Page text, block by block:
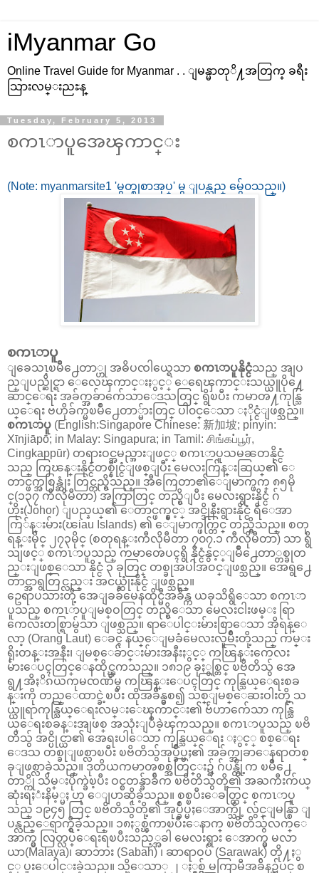
iMyanmar Go
Online Travel Guide for Myanmar . . ျမန္မာတုိ႔အတြက္ ခရီး
သြားလမ္းညႊန္
Tuesday, February 5, 2013
စကၤာပူအေၾကာင္း
(Note: myanmarsite1 'မွတ္စုစာအုပ္' မွ ျပန္လည္ မွ်ေ၀သည္။)
စကၤာပူ
ျခေသၤ့ၿမိဳ႕ေတာ္ဟု အဓိပၸါယ္ရေသာ စကၤာပူနိုင္ငံသည္ အျပ
ည္ျပည္ဆိုင္ရာ ေလေၾကာင္းႏွင့္ ေရေၾကာင္းသယ္ယူပို႔ေ
ဆာင္ေရး အခ်က္အခ်ာက်ေသာေဒသတြင္ ရွိၿပီး ကမာၻ႔ကုန္သြ
ယ္ေရး ဗဟိုခ်က္မၿမိဳ႕ေတာ္မ်ားတြင္ ပါ၀င္ေသာ ႏိုင္ငံျဖစ္သည္။
စကၤာပူ (English:Singapore Chinese: 新加坡; pinyin:
Xīnjiāpō; in Malay: Singapura; in Tamil: சிங்கப்பூர்,
Cingkappūr) တရားဝင္အမည္အားျဖင့္ စကၤာပူသမၼတနိုင္ငံ
သည္ ကြၽန္းနိုင္ငံတစ္နိုင္ငံျဖစ္ျပီး မေလးက်ြန္းဆြယ္၏ ေ
တာင္ဖက္အစြန္ဆုံး တြင္တည္ရွိသည္။ အီကြေတာ၏ေျမာက္ဖက္ ၈၅မို
င္(၁၃၇ ကီလိုမီတာ) အကြာတြင္ တည္ရွိျပီး မေလးရွားနိုင္ငံ ဂ်
ဟိုး(Johor) ျပည္နယ္၏ ေတာင္ဖက္နွင့္ အင္ဒိုနီးရွားနိုင္ငံ ရီေအာ
ကြ်န္းမ်ား(ၽiau Islands) ၏ ေျမာက္ဖက္တြင္ တည္ရွိသည္။ စတု
ရန္းမိုင္ ၂၇၃မိုင္ (စတုရန္းကီလိုမီတာ ၇၀၇.၁ ကီလိုမီတာ) သာ ရွိ
သျဖင့္ စကၤာပူသည္ ကမာၻေပၚရွိ နိုင္ငံနွင့္ျမိဳ႕ေတာ္တစ္ခုတ
ည္းျဖစ္ေသာ နိုင္ငံ ၃ ခုတြင္ တစ္ခုအပါအဝင္ျဖစ္သည္။ အေရွ႕ေ
တာင္အာရွတြင္လည္း အငယ္ဆုံးနိုင္ငံ ျဖစ္သည္။
ဥေရာပသားတို့ အေျခခ်မေနထိုင္မီအခ်ိန္က ယခုသိရွိေသာ စကၤာ
ပူသည္ စကၤာပူျမစ္ဝတြင္ တည္ရွိေသာ မေလးငါးဖမ္း ရြာ
ကေလးတစ္ရြာမွ်သာ ျဖစ္သည္။ ရာေပါင္းမ်ားစြာေသာ အိုရန္ေ
လာ့ (Orang Laut) ေခၚ နယ္ေျမခံမေလးလူမ်ဳိးတို့သည္ ကမ္း
ရိုးတန္းအနီး၊ ျမစ္ေခ်ာင္းမ်ားအနီးႏွင့္ ကၽြန္းကေလး
မ်ားေပၚတြင္ေနထိုင္ၾကသည္။ ၁၈၁၉ ခုႏွစ္တြင္ ၿဗိတိသွ် အေ
ရွ႔အိႏိၵယကုမၸဏီမွ ကၽြန္းေပၚတြင္ ကုန္သြယ္ေရးစခ
န္းကို တည္ေထာင္ခဲ့ၿပီး ထိုအခ်ိန္မွစ၍ သစ္ျမစ္ေဆးဝါးတို့ သ
ယ္ယူရာကုန္သြယ္ေရးလမ္းေၾကာင္း၏ ဗ်ဴဟာက်ေသာ ကုန္သြ
ယ္ေရးစခန္းအျဖစ္ အသုံးျပဳခဲ့ၾကသည္။ စကၤာပူသည္ ၿဗိ
တိသွ် အင္ပိုင္ယာ၏ အေရးပါေသာ ကုန္သြယ္ေရး ႏွင့္ စစ္ေရး
ေဒသ တစ္ခုျဖစ္လာၿပီး ၿဗိတိသွ်အုပ္ခ်ဳပ္မႈ၏ အခ်က္အျခာေနရာတစ္
ခုျဖစ္လာခဲ့သည္။ ဒုတိယကမာၻစစ္အတြင္း၌ ဂ်ပန္တို့က ၿမိဳ႕ေ
တာ္ကို သိမ္းပိုက္ခဲၿ့ပီး ဝင္စတန္ခ်ာခ်ီက ၿဗိတိသွ်တို့၏ အႀကီးက်ယ္
ဆုံးရႈံးနိမ့္မႈ ဟု ေျပာဆိုခဲ့သည္။ စစ္ၿပီးေခတ္တြင္ စကၤာပူ
သည္ ၁၉၄၅ တြင္ ၿဗိတိသွ်တို့၏ အုပ္ခ်ဳပ္မႈေအာက္သို့ လွ်င္ျမန္စြာ ျ
ပန္လည္ေရာက္ရွိခဲ့သည္။ ၁၈ႏွစ္ၾကာၿပီးေနာက္ ၿဗိတိသွ်လက္ေ
အာက္မွ လြတ္လပ္ေရးရၿပီးသည့္အခါ မေလးရွား ေအာက္မွ မလာ
ယာ(Malaya)၊ ဆာဘား (Sabah) ၊ ဆာရာဝပ် (Sarawak) တို႔ႏွ
င့္ ပူးေပါင္းခဲ့သည္။ သို့ေသာ္ ၂ ႏွစ္မွ် မကြာမီအခ်ိန္၌ပင္ စ